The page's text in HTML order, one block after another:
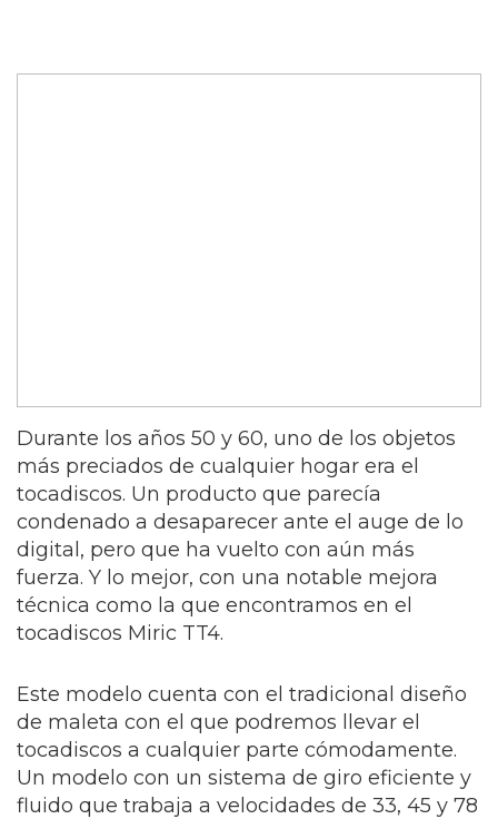
Durante los años 50 y 60, uno de los objetos
más preciados de cualquier hogar era el
tocadiscos. Un producto que parecía
condenado a desaparecer ante el auge de lo
digital, pero que ha vuelto con aún más
fuerza. Y lo mejor, con una notable mejora
técnica como la que encontramos en el
tocadiscos Miric TT4.
Este modelo cuenta con el tradicional diseño
de maleta con el que podremos llevar el
tocadiscos a cualquier parte cómodamente.
Un modelo con un sistema de giro eficiente y
fluido que trabaja a velocidades de 33, 45 y 78